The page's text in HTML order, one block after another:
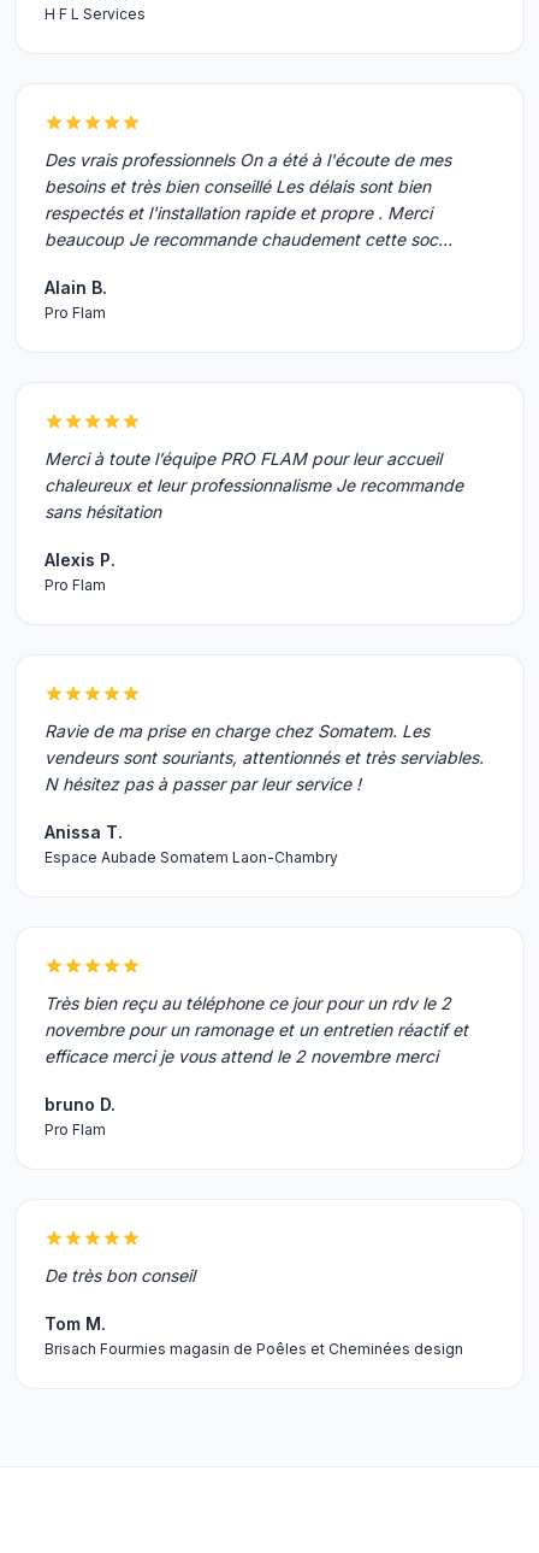
H F L Services
Des vrais professionnels On a été à l'écoute de mes
besoins et très bien conseillé Les délais sont bien
respectés et l'installation rapide et propre . Merci
beaucoup Je recommande chaudement cette soc…
Alain B.
Pro Flam
Merci à toute l’équipe PRO FLAM pour leur accueil
chaleureux et leur professionnalisme Je recommande
sans hésitation
Alexis P.
Pro Flam
Ravie de ma prise en charge chez Somatem. Les
vendeurs sont souriants, attentionnés et très serviables.
N hésitez pas à passer par leur service !
Anissa T.
Espace Aubade Somatem Laon-Chambry
Très bien reçu au téléphone ce jour pour un rdv le 2
novembre pour un ramonage et un entretien réactif et
efficace merci je vous attend le 2 novembre merci
bruno D.
Pro Flam
De très bon conseil
Tom M.
Brisach Fourmies magasin de Poêles et Cheminées design